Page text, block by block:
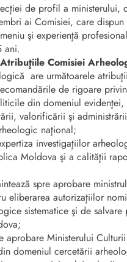
de profil a ministerului,
ai Comisiei, care dispun
şi experienţă
ani.
Comisiei
are următoarele
de rigoare
din domeniul evidenţei,
valorificării şi administrării
naţional;
investigaţiilor
Moldova şi a calităţii
spre aprobare
eliberarea autorizaţiilor
sistematice şi de salvare
aprobare Ministerului
domeniul cercetării